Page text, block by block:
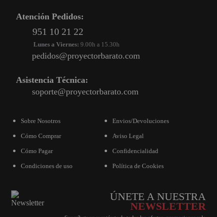
MUNDIAL 2026
PROYECTOR PARA FUTBOL
PROYECTORES 2K O 4K
REACONDICIONADOS
¿QUÉ MODELO NECESITO?
OFERTAS DESTACADAS
PRODUCTOS
RECOMENDADOS
Atención Pedidos:
951 10 21 22
Lunes a Viernes: 9.00h a 15.30h
pedidos@proyectorbarato.com
Asistencia Técnica:
soporte@proyectorbarato.com
Sobre Nosotros
Cómo Comprar
Cómo Pagar
Condiciones de uso
Envios/Devoluciones
Aviso Legal
Confidencialidad
Política de Cookies
ÚNETE A NUESTRA
NEWSLETTER